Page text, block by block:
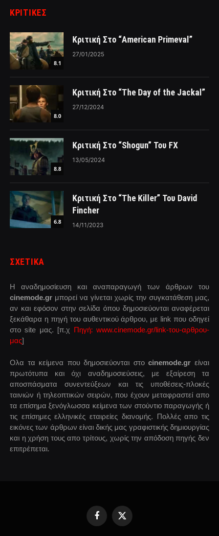
ΚΡΙΤΙΚΈΣ
8.1
Κριτική Στο “American Primeval”
27/01/2025
8.0
Κριτική Στο “The Day of the Jackal”
27/12/2024
8.8
Κριτική Στο “Shogun” Του FX
13/05/2024
6.8
Κριτική Στο “The Killer” Του David
Fincher
14/11/2023
ΣΧΕΤΙΚΑ
Η αναδημοσίευση και αναπαραγωγή των άρθρων του
cinemode.gr μπορεί να γίνεται χωρίς την συγκατάθεση μας,
αν και εφόσον στην σελίδα όπου δημοσιεύονται αναφέρεται
ξεκάθαρα η πηγή του αυθεντικού άρθρου, με link που οδηγεί
στο site μας. [π.χ Πηγή: www.cinemode.gr/link-του-αρθρου-
μας]
Ολα τα κείμενα που δημοσιεύονται στοcinemode.gr είναι
πρωτότυπα και όχι αναδημοσιεύσεις, με εξαίρεση τα
αποσπάσματα συνεντεύξεων και τις υποθέσεις-πλοκές
ταινιών ή τηλεοπτικών σειρών, που έχουν μεταφραστεί απο
τα επίσημα ξενόγλωσσα κείμενα των στούντιο παραγωγής ή
τις επίσημες ελληνικές εταιρείες διανομής. Πολλές απο τις
εικόνες των άρθρων είναι δικής μας γραφιστικής δημιουργίας
και η χρήση τους απο τρίτους, χωρίς την απόδοση πηγής δεν
επιτρέπεται.
FacebookX